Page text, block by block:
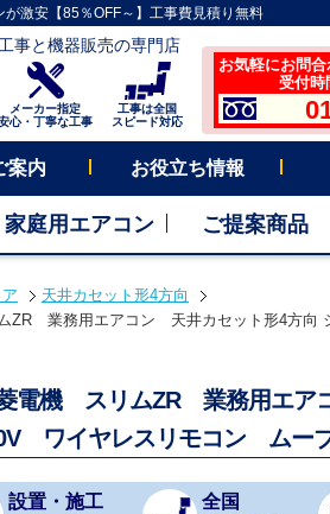
が激安【85％OFF～】工事費見積り無料
事と機器販売の専門店
メーカー指定
心・丁寧な工事
工事は全国
スピード対応
お気軽にお問
受付
案内 お役立ち情報
家庭用エアコン ご提案商品
天井カセット形4方向
業務用エアコン 天井カセット形4方向
電機 スリムZR 業務用エア
ワイヤレスリモコン ムーブ
設置・施工
全国